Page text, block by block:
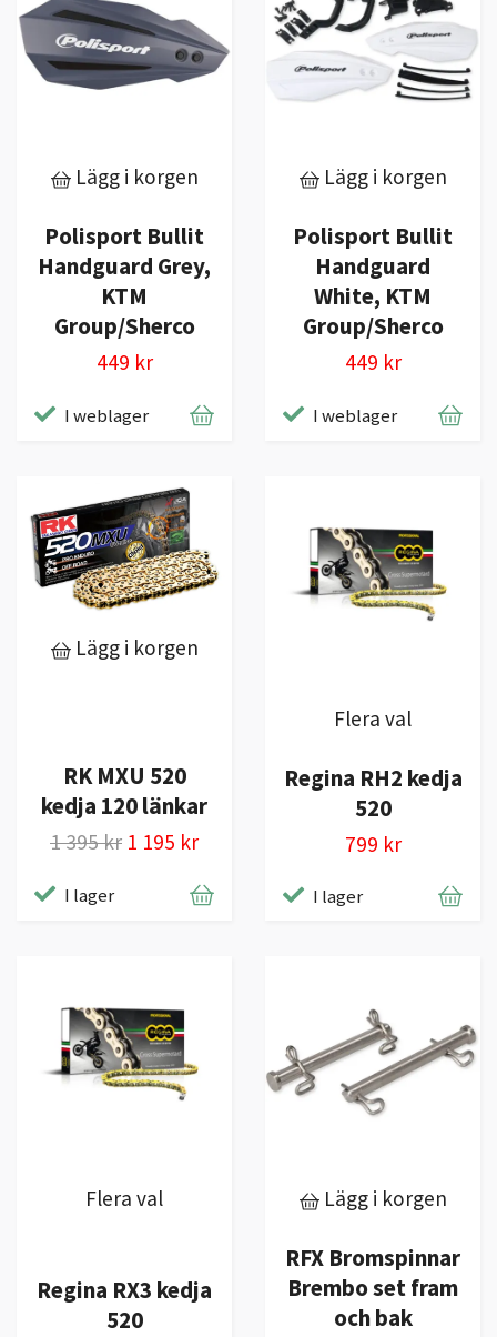
Lägg i korgen
Polisport Bullit
Handguard Grey,
KTM
Group/Sherco
449 kr
I weblager
Lägg i korgen
Polisport Bullit
Handguard
White, KTM
Group/Sherco
449 kr
I weblager
Lägg i korgen
RK MXU 520
kedja 120 länkar
1 395 kr 1 195 kr
I lager
Flera val
Regina RH2 kedja
520
799 kr
I lager
Flera val
Regina RX3 kedja
520
Lägg i korgen
RFX Bromspinnar
Brembo set fram
och bak